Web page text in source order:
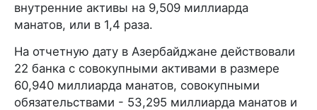
внутренние активы на 9,509 миллиарда
манатов, или в 1,4 раза.
На отчетную дату в Азербайджане действовали
22 банка с совокупными активами в размере
60,940 миллиарда манатов, совокупными
обязательствами - 53,295 миллиарда манатов и